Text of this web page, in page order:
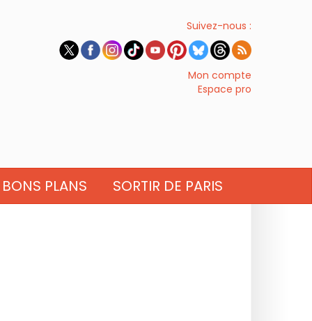
Suivez-nous :
Mon compte
Espace pro
BONS PLANS SORTIR DE PARIS